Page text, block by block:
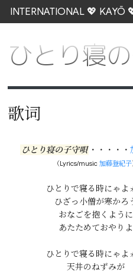
INTERNATIONAL 💖 KAYŌ
ひとり寝
歌词
ひとり寝の子守唄 ・・・・・
（Lyrics/music加藤登紀子
ひとりで寝る時にゃよ
ひざっ小僧が寒かろ
おなごを抱くように
あたためておやりよ
ひとりで寝る時にゃよ
天井のねずみが